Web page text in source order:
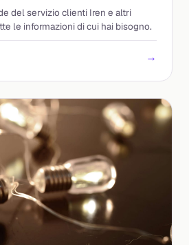
del servizio clienti Iren e altri
le informazioni di cui hai bisogno.
→